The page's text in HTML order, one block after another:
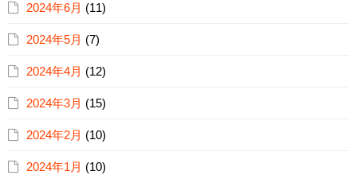
2024年6月 (11)
2024年5月 (7)
2024年4月 (12)
2024年3月 (15)
2024年2月 (10)
2024年1月 (10)